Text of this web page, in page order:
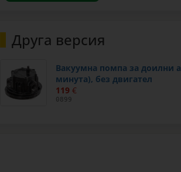
Друга версия
Вакуумна помпа за доилни
минута), без двигател
119 €
0899